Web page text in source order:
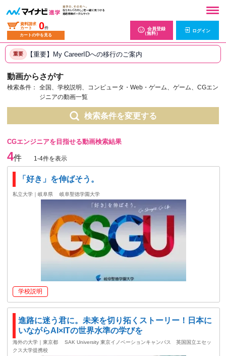
資料請求
カート
0件
カートの中を見る
会員登録
（無料）
ログイン
重要 【重要】My CareerIDへの移行のご案内
動画からさがす
検索条件：
全国、学校説明、コンピュータ・Web・ゲーム、ゲーム、CGエン
ジニアの動画一覧
検索条件を変更する
CGエンジニアを目指せる動画検索結果
4件 1-4件を表示
「好き」を伸ばそう。
私立大学｜岐阜県 岐阜聖徳学園大学
学校説明
進路に迷う君に。未来を切り拓くストーリー！日本に
いながらAI×ITの世界水準の学びを
海外の大学｜東京都
SAK University 東京イノベーションキャンパス 英国国立エセッ
クス大学提携校